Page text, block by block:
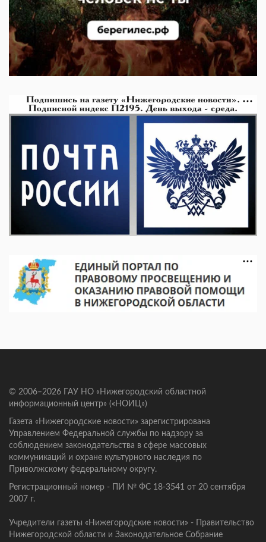
© 2006–2026 ГАУ НО «Нижегородский областной
информационный центр» («НОИЦ»)
Газета «Нижегородские новости» зарегистрирована
Управлением Федеральной службы по надзору за
соблюдением законодательства в сфере массовых
коммуникаций и охране культурного наследия по
Приволжскому федеральному округу.
Регистрационный номер - ПИ № ФС 18-3541 от 20 сентября
2007 г.
Учредители газеты «Нижегородские новости» - Правительство
Нижегородской области и Законодательное Собрание